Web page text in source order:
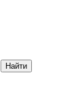
Найти